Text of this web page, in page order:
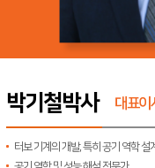
박기철박사 대표이
터보 기계의 개발, 특히 공기 역학